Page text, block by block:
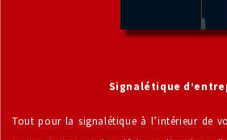
Signalétique
Tout pour la signalétique à l’intérieur de